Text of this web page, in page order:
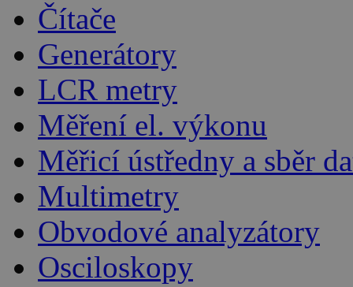
Čítače
Generátory
LCR metry
Měření el. výkonu
Měřicí ústředny a sběr
Multimetry
Obvodové analyzátory
Osciloskopy